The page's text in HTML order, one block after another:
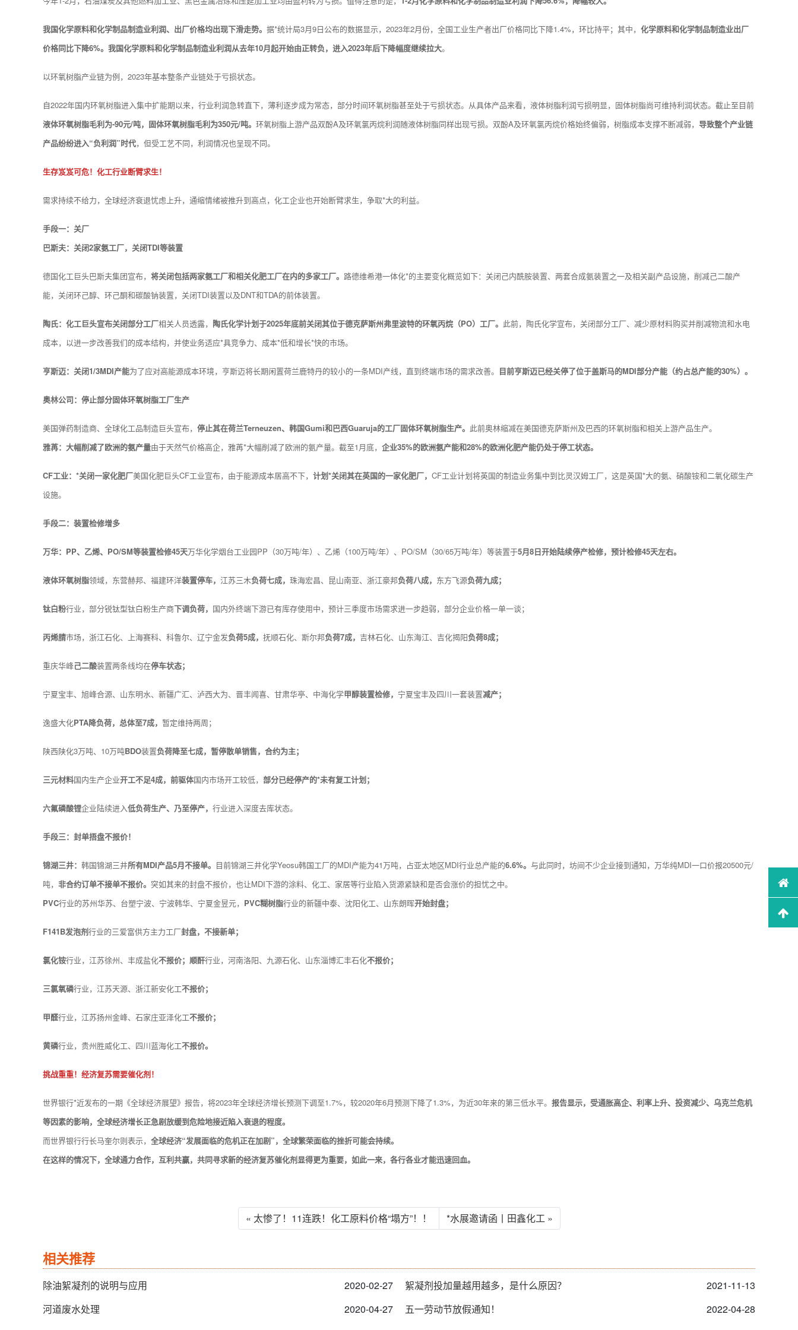
我国化学原料和化学制品制造业利润、出厂价格均出现下滑走势。 据*统计局3月9日公布的数据显示，2023年2月份，全国工业生产者出厂价格同比下降1.4%，环比持平；其中， 化学原料和化学制品制造业出厂
价格同比下降6%。我国化学原料和化学制品制造业利润从去年10月起开始由正转负，进入2023年后下降幅度继续拉大。
以环氧树脂产业链为例，2023年基本整条产业链处于亏损状态。
自2022年国内环氧树脂进入集中扩能期以来，行业利润急转直下，薄利逐步成为常态，部分时间环氧树脂甚至处于亏损状态。从具体产品来看，液体树脂利润亏损明显，固体树脂尚可维持利润状态。截止至目前
液体环氧树脂毛利为-90元/吨，固体环氧树脂毛利为350元/吨。 环氧树脂上游产品双酚A及环氧氯丙烷利润随液体树脂同样出现亏损。双酚A及环氧氯丙烷价格始终偏弱，树脂成本支撑不断减弱， 导致整个产业链
产品纷纷进入“负利润”时代，但受工艺不同，利润情况也呈现不同。
生存岌岌可危！化工行业断臂求生！
需求持续不给力，全球经济衰退忧虑上升，通缩情绪被推升到高点，化工企业也开始断臂求生，争取*大的利益。
手段一：关厂
巴斯夫：关闭2家氨工厂，关闭TDI等装置
德国化工巨头巴斯夫集团宣布， 将关闭包括两家氨工厂和相关化肥工厂在内的多家工厂。 路德维希港一体化*的主要变化概览如下：关闭己内酰胺装置、两套合成氨装置之一及相关副产品设施，削减己二酸产
能，关闭环己醇、环己酮和碳酸钠装置，关闭TDI装置以及DNT和TDA的前体装置。
陶氏：化工巨头宣布关闭部分工厂相关人员透露， 陶氏化学计划于2025年底前关闭其位于德克萨斯州弗里波特的环氧丙烷（PO）工厂。 此前，陶氏化学宣布，关闭部分工厂、减少原材料购买并削减物流和水电
成本，以进一步改善我们的成本结构，并使业务适应*具竞争力、成本*低和增长*快的市场。
亨斯迈：关闭1/3MDI产能为了应对高能源成本环境，亨斯迈将长期闲置荷兰鹿特丹的较小的一条MDI产线，直到终端市场的需求改善。 目前亨斯迈已经关停了位于盖斯马的MDI部分产能（约占总产能的30%）。
奥林公司：停止部分固体环氧树脂工厂生产
美国弹药制造商、全球化工品制造巨头宣布， 停止其在荷兰Terneuzen、韩国Gumi和巴西Guaruja的工厂固体环氧树脂生产。 此前奥林缩减在美国德克萨斯州及巴西的环氧树脂和相关上游产品生产。
雅苒：大幅削减了欧洲的氨产量由于天然气价格高企，雅苒*大幅削减了欧洲的氨产量。截至1月底， 企业35%的欧洲氨产能和28%的欧洲化肥产能仍处于停工状态。
CF工业：*关闭一家化肥厂美国化肥巨头CF工业宣布，由于能源成本居高不下， 计划*关闭其在英国的一家化肥厂， CF工业计划将英国的制造业务集中到比灵汉姆工厂，这是英国*大的氨、硝酸铵和二氧化碳生产
设施。
手段二：装置检修增多
万华：PP、乙烯、PO/SM等装置检修45天万华化学烟台工业园PP（30万吨/年）、乙烯（100万吨/年）、PO/SM（30/65万吨/年）等装置于5月8日开始陆续停产检修，预计检修45天左右。
液体环氧树脂领域，东营赫邦、福建环洋装置停车， 江苏三木负荷七成， 珠海宏昌、昆山南亚、浙江豪邦负荷八成， 东方飞源负荷九成；
钛白粉行业，部分锐钛型钛白粉生产商下调负荷， 国内外终端下游已有库存使用中，预计三季度市场需求进一步趋弱，部分企业价格一单一谈；
丙烯腈市场，浙江石化、上海赛科、科鲁尔、辽宁金发负荷5成， 抚顺石化、斯尔邦负荷7成， 吉林石化、山东海江、吉化揭阳负荷8成；
重庆华峰己二酸装置两条线均在停车状态；
宁夏宝丰、旭峰合源、山东明水、新疆广汇、泸西大为、晋丰闻喜、甘肃华亭、中海化学甲醇装置检修， 宁夏宝丰及四川一套装置减产；
逸盛大化PTA降负荷，总体至7成， 暂定维持两周；
陕西陕化3万吨、10万吨BDO装置负荷降至七成，暂停散单销售，合约为主；
三元材料国内生产企业开工不足4成，前驱体国内市场开工较低， 部分已经停产的*未有复工计划；
六氟磷酸锂企业陆续进入低负荷生产、乃至停产， 行业进入深度去库状态。
手段三：封单捂盘不报价！
锦湖三井： 韩国锦湖三井所有MDI产品5月不接单。 目前锦湖三井化学Yeosu韩国工厂的MDI产能为41万吨，占亚太地区MDI行业总产能的6.6%。 与此同时，坊间不少企业接到通知，万华纯MDI一口价报20500元/
吨， 非合约订单不接单不报价。 突如其来的封盘不报价，也让MDI下游的涂料、化工、家居等行业陷入货源紧缺和是否会涨价的担忧之中。
PVC行业的苏州华苏、台塑宁波、宁波韩华、宁夏金昱元， PVC糊树脂行业的新疆中泰、沈阳化工、山东朗晖开始封盘；
F141B发泡剂行业的三爱富供方主力工厂封盘，不接新单；
氯化铵行业，江苏徐州、丰成盐化不报价；顺酐行业，河南洛阳、九源石化、山东淄博汇丰石化不报价；
三氯氧磷行业，江苏天源、浙江新安化工不报价；
甲醛行业，江苏扬州金峰、石家庄亚泽化工不报价；
黄磷行业，贵州胜威化工、四川蓝海化工不报价。
挑战重重！经济复苏需要催化剂！
世界银行*近发布的一期《全球经济展望》报告，将2023年全球经济增长预测下调至1.7%，较2020年6月预测下降了1.3%，为近30年来的第三低水平。 报告显示，受通胀高企、利率上升、投资减少、乌克兰危机
等因素的影响，全球经济增长正急剧放缓到危险地接近陷入衰退的程度。
而世界银行行长马奎尔则表示， 全球经济“发展面临的危机正在加剧”，全球繁荣面临的挫折可能会持续。
在这样的情况下，全球通力合作，互利共赢，共同寻求新的经济复苏催化剂显得更为重要，如此一来，各行各业才能迅速回血。
« 太惨了！11连跌！化工原料价格“塌方”！！ *水展邀请函丨田鑫化工 »
相关推荐
除油絮凝剂的说明与应用 2020-02-27 絮凝剂投加量越用越多，是什么原因？
2021-11-13
河道废水处理
2020-04-27 五一劳动节放假通知！ 2022-04-28